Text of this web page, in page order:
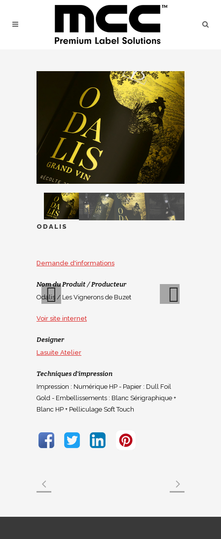
Previous
ODALIS
Demande d'informations
Nom du Produit / Producteur
Odalis / Les Vignerons de Buzet
Voir site internet
Designer
Lasuite Atelier
Techniques d'impression
Impression : Numérique HP - Papier : Dull Foil
Gold - Embellissements : Blanc Sérigraphique +
Blanc HP + Pelliculage Soft Touch